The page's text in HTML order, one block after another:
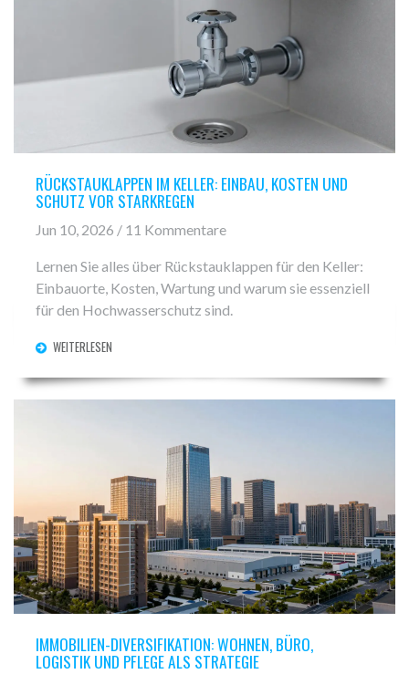
RÜCKSTAUKLAPPEN IM KELLER: EINBAU, KOSTEN UND
SCHUTZ VOR STARKREGEN
Jun 10, 2026 / 11 Kommentare
Lernen Sie alles über Rückstauklappen für den Keller:
Einbauorte, Kosten, Wartung und warum sie essenziell
für den Hochwasserschutz sind.
WEITERLESEN
IMMOBILIEN-DIVERSIFIKATION: WOHNEN, BÜRO,
LOGISTIK UND PFLEGE ALS STRATEGIE